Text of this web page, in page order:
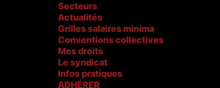
Secteurs
Actualités
Grilles salaires minima
Conventions collectives
Mes droits
Le syndicat
Infos pratiques
ADHÉRER